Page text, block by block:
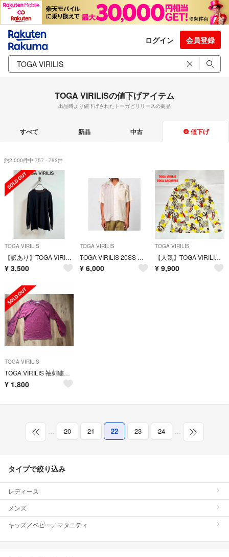
ログイン 会員登録
TOGA VIRILISの値下げアイテム
出品時より値下げされたトーガビリリースの商品
すべて 新品 中古 値下げ
約2,000件中 757 - 792件
TOGA VIRILIS
【訳あり】TOGA VIRILIS RIB JERSEY L/S タグ有り
¥ 3,500
TOGA VIRILIS
TOGA VIRILIS 20SS 日本製Cupra Stripe Shirts
¥ 6,000
TOGA VIRILIS
【人気】TOGA VIRILIS TOGA ARCHIVES タートルネック
¥ 9,900
TOGA VIRILIS
TOGA VIRILIS 袖刺繍ロンT
¥ 1,800
… 20 21 22 23 24 …
タイプで絞り込み
レディース
メンズ
キッズ／ベビー／マタニティ